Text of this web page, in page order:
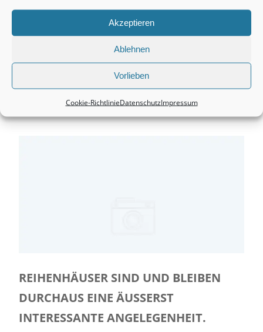
Akzeptieren
Ablehnen
Vorlieben
Cookie-RichtlinieDatenschutzImpressum
Seit Jahren steigen die Preise in Sachen
Zweifamilienhäuser und es ist ein
Preisanstiegsende nicht zu sehen.
Immobilienvermittler haben viel Freude...
REIHENHÄUSER SIND UND BLEIBEN
DURCHAUS EINE ÄUSSERST I
NTERESSANTE ANGELEGENHEIT.